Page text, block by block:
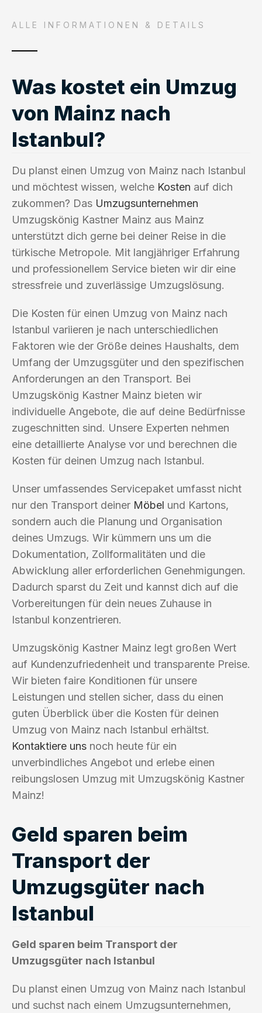
ALLE INFORMATIONEN & DETAILS
Was kostet ein Umzug
von Mainz nach
Istanbul?
Du planst einen Umzug von Mainz nach Istanbul
und möchtest wissen, welche Kosten auf dich
zukommen? Das Umzugsunternehmen
Umzugskönig Kastner Mainz aus Mainz
unterstützt dich gerne bei deiner Reise in die
türkische Metropole. Mit langjähriger Erfahrung
und professionellem Service bieten wir dir eine
stressfreie und zuverlässige Umzugslösung.
Die Kosten für einen Umzug von Mainz nach
Istanbul variieren je nach unterschiedlichen
Faktoren wie der Größe deines Haushalts, dem
Umfang der Umzugsgüter und den spezifischen
Anforderungen an den Transport. Bei
Umzugskönig Kastner Mainz bieten wir
individuelle Angebote, die auf deine Bedürfnisse
zugeschnitten sind. Unsere Experten nehmen
eine detaillierte Analyse vor und berechnen die
Kosten für deinen Umzug nach Istanbul.
Unser umfassendes Servicepaket umfasst nicht
nur den Transport deiner Möbel und Kartons,
sondern auch die Planung und Organisation
deines Umzugs. Wir kümmern uns um die
Dokumentation, Zollformalitäten und die
Abwicklung aller erforderlichen Genehmigungen.
Dadurch sparst du Zeit und kannst dich auf die
Vorbereitungen für dein neues Zuhause in
Istanbul konzentrieren.
Umzugskönig Kastner Mainz legt großen Wert
auf Kundenzufriedenheit und transparente Preise.
Wir bieten faire Konditionen für unsere
Leistungen und stellen sicher, dass du einen
guten Überblick über die Kosten für deinen
Umzug von Mainz nach Istanbul erhältst.
Kontaktiere uns noch heute für ein
unverbindliches Angebot und erlebe einen
reibungslosen Umzug mit Umzugskönig Kastner
Mainz!
Geld sparen beim
Transport der
Umzugsgüter nach
Istanbul
Geld sparen beim Transport der
Umzugsgüter nach Istanbul
Du planst einen Umzug von Mainz nach Istanbul
und suchst nach einem Umzugsunternehmen,